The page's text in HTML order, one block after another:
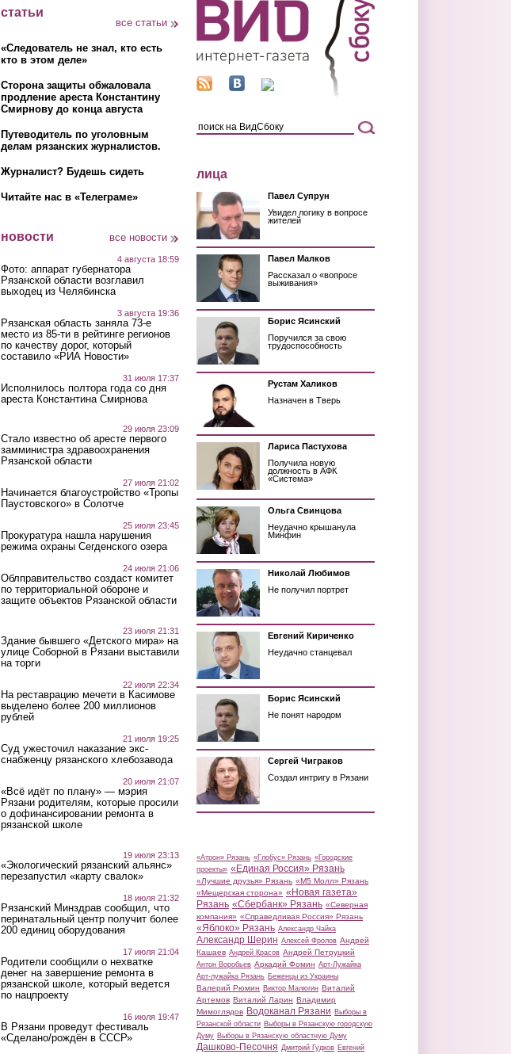
статьи
все статьи
«Следователь не знал, кто есть
кто в этом деле»
Сторона защиты обжаловала
продление ареста Константину
Смирнову до конца августа
Путеводитель по уголовным
делам рязанских журналистов.
Журналист? Будешь сидеть
Читайте нас в «Телеграме»
новости все новости
4 августа 18:59
Фото: аппарат губернатора
Рязанской области возглавил
выходец из Челябинска
3 августа 19:36
Рязанская область заняла 73-е
место из 85-ти в рейтинге регионов
по качеству дорог, который
составило «РИА Новости»
31 июля 17:37
Исполнилось полтора года со дня
ареста Константина Смирнова
29 июля 23:09
Стало известно об аресте первого
замминистра здравоохранения
Рязанской области
27 июля 21:02
Начинается благоустройство «Тропы
Паустовского» в Солотче
25 июля 23:45
Прокуратура нашла нарушения
режима охраны Сегденского озера
24 июля 21:06
Облправительство создаст комитет
по территориальной обороне и
защите объектов Рязанской области
23 июля 21:31
Здание бывшего «Детского мира» на
улице Соборной в Рязани выставили
на торги
22 июля 22:34
На реставрацию мечети в Касимове
выделено более 200 миллионов
рублей
21 июля 19:25
Суд ужесточил наказание экс-
снабженцу рязанского хлебозавода
20 июля 21:07
«Всё идёт по плану» — мэрия
Рязани родителям, которые просили
о дофинансировании ремонта в
рязанской школе
19 июля 23:13
«Экологический рязанский альянс»
перезапустил «карту свалок»
18 июля 21:32
Рязанский Минздрав сообщил, что
перинатальный центр получит более
200 единиц оборудования
17 июля 21:04
Родители сообщили о нехватке
денег на завершение ремонта в
рязанской школе, который ведется
по нацпроекту
16 июля 19:47
В Рязани проведут фестиваль
«Сделано/рождён в СССР»
лица
Павел Супрун
Увидел логику в вопросе
жителей
Павел Малков
Рассказал о «вопросе
выживания»
Борис Ясинский
Поручился за свою
трудоспособность
Рустам Халиков
Назначен в Тверь
Лариса Пастухова
Получила новую
должность в АФК
«Система»
Ольга Свинцова
Неудачно крышанула
Минфин
Николай Любимов
Не получил портрет
Евгений Кириченко
Неудачно станцевал
Борис Ясинский
Не понят народом
Сергей Чиграков
Создал интригу в Рязани
«Атрон» Рязань «Глобус» Рязань «Городские
проекты» «Единая Россия» Рязань
«Лучшие друзья» Рязань «М5 Молл» Рязань
«Мещерская сторона» «Новая газета»
Рязань «Сбербанк» Рязань «Северная
компания» «Справедливая Россия» Рязань
«Яблоко» Рязань Александр Чайка
Александр Шерин Алексей Фролов Андрей
Кашаев Андрей Красов Андрей Петруцкий
Антон Воробьев Аркадий Фомин Арт-Лужайка
Арт-лужайка Рязань Беженцы из Украины
Валерий Рюмин Виктор Малюгин Виталий
Артемов Виталий Ларин Владимир
Мимоглядов Водоканал Рязани Выборы в
Рязанской области Выборы в Рязанскую городскую
Думу Выборы в Рязанскую областную Думу
Дашково-Песочня Дмитрий Гудков Евгений